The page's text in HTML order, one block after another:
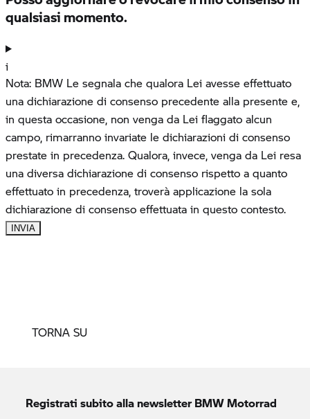
TORNA SU
Registrati subito alla newsletterBMW Motorrad